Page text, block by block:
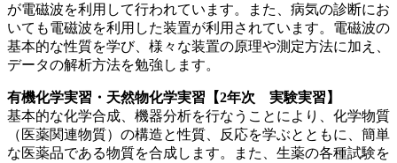
が電磁波を利用して行われています。また、病気の診断にお
いても電磁波を利用した装置が利用されています。電磁波の
基本的な性質を学び、様々な装置の原理や測定方法に加え、
データの解析方法を勉強します。
有機化学実習・天然物化学実習【2年次 実験実習】
基本的な化学合成、機器分析を行なうことにより、化学物質
（医薬関連物質）の構造と性質、反応を学ぶとともに、簡単
な医薬品である物質を合成します。また、生薬の各種試験を